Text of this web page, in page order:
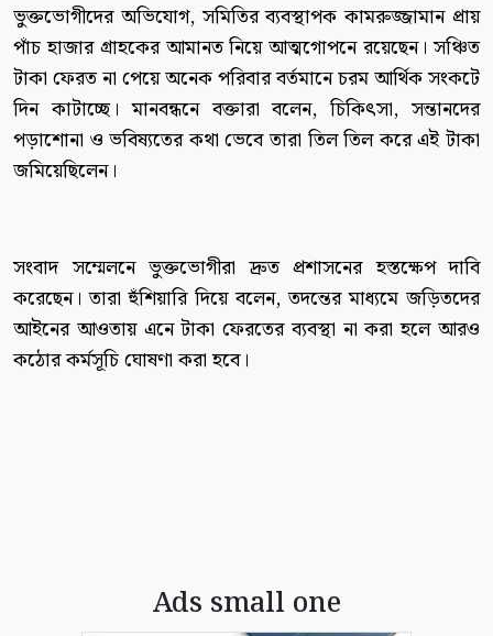
ভুক্তভোগীদের অভিযোগ, সমিতির ব্যবস্থাপক কামরুজ্জামান প্রায়
পাঁচ হাজার গ্রাহকের আমানত নিয়ে আত্মগোপনে রয়েছেন। সঞ্চিত
টাকা ফেরত না পেয়ে অনেক পরিবার বর্তমানে চরম আর্থিক সংকটে
দিন কাটাচ্ছে। মানবন্ধনে বক্তারা বলেন, চিকিৎসা, সন্তানদের
পড়াশোনা ও ভবিষ্যতের কথা ভেবে তারা তিল তিল করে এই টাকা
জমিয়েছিলেন।
সংবাদ সম্মেলনে ভুক্তভোগীরা দ্রুত প্রশাসনের হস্তক্ষেপ দাবি
করেছেন। তারা হুঁশিয়ারি দিয়ে বলেন, তদন্তের মাধ্যমে জড়িতদের
আইনের আওতায় এনে টাকা ফেরতের ব্যবস্থা না করা হলে আরও
কঠোর কর্মসূচি ঘোষণা করা হবে।
Ads small one